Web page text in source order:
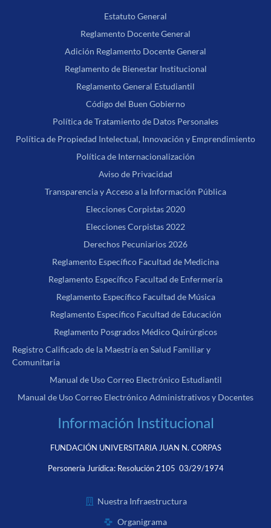
Estatuto General
Reglamento Docente General
Adición Reglamento Docente General
Reglamento de Bienestar Institucional
Reglamento General Estudiantil
Código del Buen Gobierno
Política de Tratamiento de Datos Personales
Política de Propiedad Intelectual, Innovación y Emprendimiento
Política de Internacionalización
Aviso de Privacidad
Transparencia y Acceso a la Información Pública
Elecciones Corpistas 2020
Elecciones Corpistas 2022
Derechos Pecuniarios 2026
Reglamento Específico Facultad de Medicina
Reglamento Específico Facultad de Enfermería
Reglamento Específico Facultad de Música
Reglamento Específico Facultad de Educación
Reglamento Posgrados Médico Quirúrgicos
Registro Calificado de la Maestría en Salud Familiar y
Comunitaria
Manual de Uso Correo Electrónico Estudiantil
Manual de Uso Correo Electrónico Administrativos y Docentes
Información Institucional
FUNDACIÓN UNIVERSITARIA JUAN N. CORPAS
Personería Jurídica: Resolución 2105 03/29/1974
Nuestra Infraestructura
Organigrama